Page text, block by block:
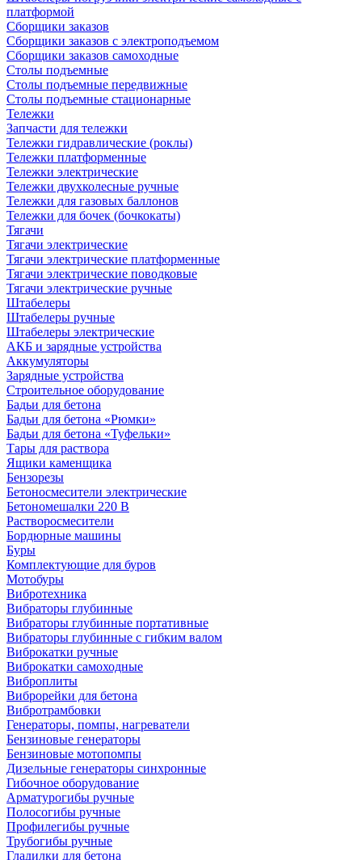
платформой
Сборщики заказов
Сборщики заказов с электроподъемом
Сборщики заказов самоходные
Столы подъемные
Столы подъемные передвижные
Столы подъемные стационарные
Тележки
Запчасти для тележки
Тележки гидравлические (роклы)
Тележки платформенные
Тележки электрические
Тележки двухколесные ручные
Тележки для газовых баллонов
Тележки для бочек (бочкокаты)
Тягачи
Тягачи электрические
Тягачи электрические платформенные
Тягачи электрические поводковые
Тягачи электрические ручные
Штабелеры
Штабелеры ручные
Штабелеры электрические
АКБ и зарядные устройства
Аккумуляторы
Зарядные устройства
Строительное оборудование
Бадьи для бетона
Бадьи для бетона «Рюмки»
Бадьи для бетона «Туфельки»
Тары для раствора
Ящики каменщика
Бензорезы
Бетоносмесители электрические
Бетономешалки 220 В
Растворосмесители
Бордюрные машины
Буры
Комплектующие для буров
Мотобуры
Вибротехника
Вибраторы глубинные
Вибраторы глубинные портативные
Вибраторы глубинные с гибким валом
Виброкатки ручные
Виброкатки самоходные
Виброплиты
Виброрейки для бетона
Вибротрамбовки
Генераторы, помпы, нагреватели
Бензиновые генераторы
Бензиновые мотопомпы
Дизельные генераторы синхронные
Гибочное оборудование
Арматурогибы ручные
Полосогибы ручные
Профилегибы ручные
Трубогибы ручные
Гладилки для бетона